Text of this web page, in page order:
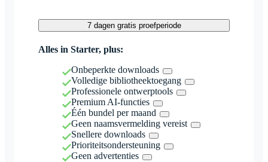
7 dagen gratis proefperiode
Alles in Starter, plus:
Onbeperkte downloads
Volledige bibliotheektoegang
Professionele ontwerptools
Premium AI-functies
Één bundel per maand
Geen naamsvermelding vereist
Snellere downloads
Prioriteitsondersteuning
Geen advertenties